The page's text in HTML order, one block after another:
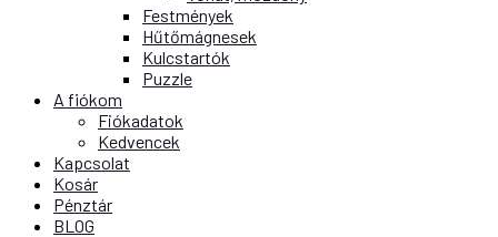
Festmények
Hűtőmágnesek
Kulcstartók
Puzzle
A fiókom
Fiókadatok
Kedvencek
Kapcsolat
Kosár
Pénztár
BLOG